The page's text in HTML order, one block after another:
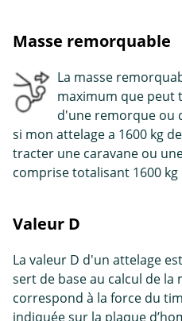
Masse remorquable
La masse
maximum que peut
d'une remorque ou
si mon attelage a 1600 kg
tracter une caravane ou
comprise totalisant 1600
Valeur D
La valeur D d'un attelage
sert de base au calcul de la
correspond à la force du
indiquée sur la plaque